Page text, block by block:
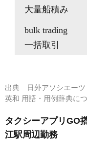
大量船積み
bulk trading
一括取引
出典
日外アソシエーツ
英和 用語・用例辞典
タクシーアプリGO
江駅周辺勤務